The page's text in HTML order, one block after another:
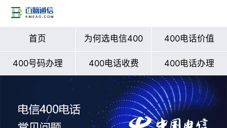
首页 为何选电信400 400电话价值
400号码办理 400电话收费 400电话办理